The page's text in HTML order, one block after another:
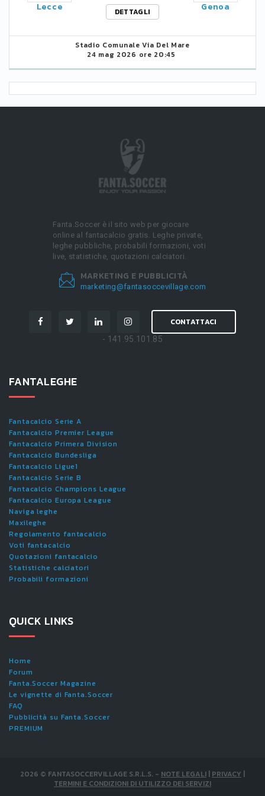
Lecce
DETTAGLI
Genoa
Stadio Comunale Via Del Mare
24 mag 2026 ore 20:45
Fanta.Soccer è il sito web per giocare
online al fantacalcio gratis. Leghe private,
leghe pubbliche, probabili formazioni, voti
live, statistiche, quotazioni calciatori.
MARKETING E PUBBLICITÀ
marketing@fantasoccevillage.com
CONTATTACI
- 141.95.101.85
FANTALEGHE
Fantacalcio Serie A
Fantacalcio Premier League
Fantacalcio Primera Division
Fantacalcio Bundesliga
Fantacalcio Ligue1
Fantacalcio Serie B
Fantacalcio Champions League
Fantacalcio Europa League
Naviga leghe
Maxileghe
Regolamento fantacalcio
Voti fantacalcio
Quotazioni fantacalcio
Statistiche calciatori
Probabili formazioni
QUICK LINKS
Home
Forum
Fanta.Soccer Magazine
Le vignette di Fanta.Soccer
FAQ
Pubblicità su Fanta.Soccer
PREMIUM
2026 © FANTASOCCERVILLAGE S.R.L.S. - NOTE LEGALI | PRIVACY |
TERMINI E CONDIZIONI DI UTILIZZO DEI SERVIZI